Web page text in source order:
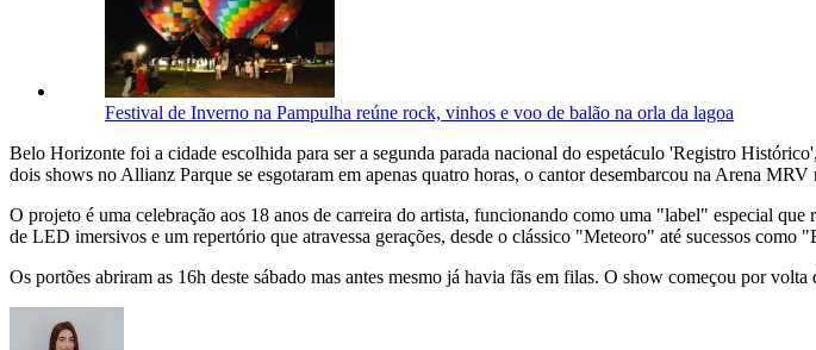
Festival de Inverno na Pampulha reúne rock, vinhos e voo de balão na orla da lagoa
Belo Horizonte foi a cidade escolhida para ser a segunda parada nacional do espetáculo 'Registro
dois shows no Allianz Parque se esgotaram em apenas quatro horas, o cantor desembarcou na Arena MRV
O projeto é uma celebração aos 18 anos de carreira do artista, funcionando como uma "label" especial
de LED imersivos e um repertório que atravessa gerações, desde o clássico "Meteoro" até sucessos como
Os portões abriram as 16h deste sábado mas antes mesmo já havia fãs em filas. O show começou por volta